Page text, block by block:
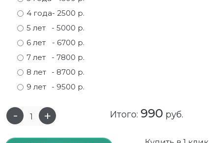
Самшит
Спирея
Шиповник декоративный, белый
Малиновое дерево
Облепиха высокорослая
Персики
Кизил
Малина
Оптом
Мускусные
Парковые
Почвопокровные
4 года- 2500 р.
5 лет
- 5000 р.
6 лет
- 6700 р.
7 лет
- 7800 р.
8 лет
- 8700 р.
9 лет
- 9500 р.
Итого: 990 руб.